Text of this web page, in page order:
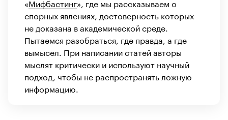
«Мифбастинг», где мы рассказываем о
спорных явлениях, достоверность которых
не доказана в академической среде.
Пытаемся разобраться, где правда, а где
вымысел. При написании статей авторы
мыслят критически и используют научный
подход, чтобы не распространять ложную
информацию.